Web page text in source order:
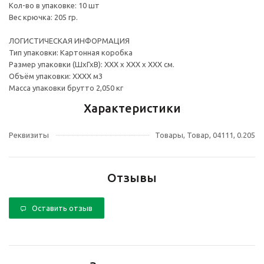
Кол-во в упаковке: 10 шт
Вес крючка: 205 гр.
ЛОГИСТИЧЕСКАЯ ИНФОРМАЦИЯ
Тип упаковки: Картонная коробка
Размер упаковки (ШхГхВ): ХХХ х ХХХ х ХХХ см.
Объём упаковки: ХХХХ м3
Масса упаковки брутто 2,050 кг
Характеристики
Реквизиты Товары, Товар, 04111, 0.205
Отзывы
Оставить отзыв